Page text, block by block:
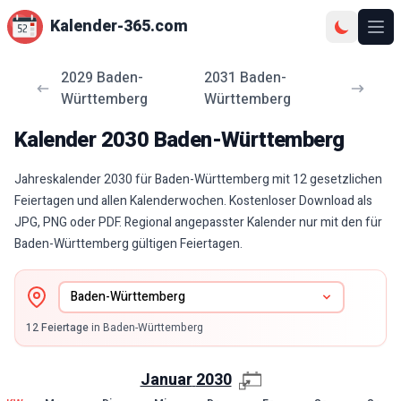
Kalender-365.com
2029 Baden-
Württemberg
2031 Baden-
Württemberg
Kalender2030 Baden-Württemberg
Jahreskalender 2030 für Baden-Württemberg mit 12 gesetzlichen
Feiertagen und allen Kalenderwochen. Kostenloser Download als
JPG, PNG oder PDF. Regional angepasster Kalender nur mit den für
Baden-Württemberg gültigen Feiertagen.
12Feiertagein Baden-Württemberg
Januar2030